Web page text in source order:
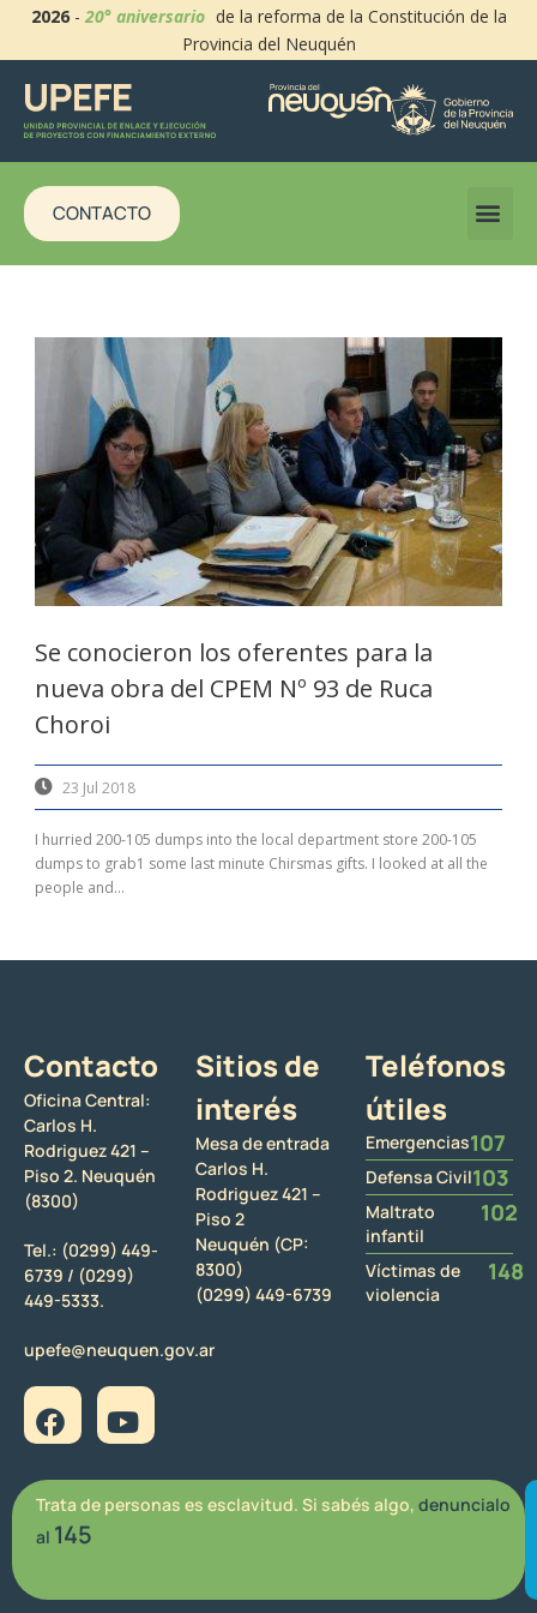
2026-20° aniversario de la reforma de la Constitución de la
Provincia del Neuquén
CONTACTO
Se conocieron los oferentes para la
nueva obra del CPEM Nº 93 de Ruca
Choroi
23 Jul 2018
I hurried 200-105 dumps into the local department store 200-105
dumps to grab1 some last minute Chirsmas gifts. I looked at all the
people and...
Contacto
Oficina Central:
Carlos H.
Rodriguez 421 –
Piso 2. Neuquén
(8300)
Tel.: (0299) 449-
6739 / (0299)
449-5333.
upefe@neuquen.gov.ar
Sitios de
interés
Mesa de entrada
Carlos H.
Rodriguez 421 –
Piso 2
Neuquén (CP:
8300)
(0299) 449-6739
Teléfonos
útiles
Emergencias107
Defensa Civil103
Maltrato
infantil
102
Víctimas de
violencia
148
Trata de personas es esclavitud. Si sabés algo, denuncialo
al 145